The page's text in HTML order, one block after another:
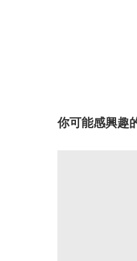
你可能感興趣